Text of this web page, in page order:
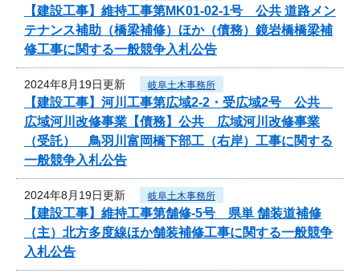
【建設工事】維持工事第MK01-02-1号 公共 道路メン
テナンス補助（橋梁補修）ほか（債務）鏡岩橋橋梁補
修工事に関する一般競争入札公告
2024年8月19日更新 岐阜土木事務所
【建設工事】河川工事第広域2-2・受広域2号 公共
広域河川改修事業【債務】公共 広域河川改修事業
（受託） 鳥羽川富岡橋下部工（右岸）工事に関する
一般競争入札公告
2024年8月19日更新 岐阜土木事務所
【建設工事】維持工事第舗修-5号 県単 舗装道補修
（主）北方多度線ほか舗装補修工事に関する一般競争
入札公告